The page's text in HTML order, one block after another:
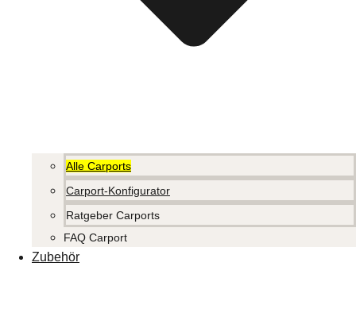
Alle Carports
Carport-Konfigurator
Ratgeber Carports
FAQ Carport
Zubehör